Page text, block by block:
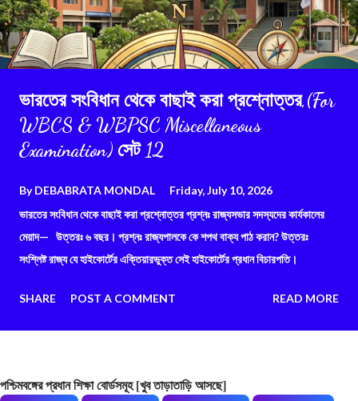
ভারতের সংবিধান থেকে বাছাই করা প্রশ্নোত্তর,(For
WBCS & WBPSC Miscellaneous
Examination) সেট 12
ByDEBABRATA MONDAL
Friday, July 10, 2026
ভারতের সংবিধান থেকে বাছাই করা প্রশ্নোত্তর প্রশ্নঃ রাজ্যসভার সদস্যদের কার্যকালের
মেয়াদ— উত্তরঃ ৬ বছর। প্রশ্নঃ রাজ্যপালকে কে শপথ বাক্য পাঠ করান? উত্তরঃ
সংশ্লিষ্ট রাজ্য যে হাইকোর্টের এক্তিয়ারভুক্ত সেই হাইকোর্টের প্রধান বিচারপতি।
SHARE POST A COMMENT READ MORE
পশ্চিমবঙ্গের প্রধান শিক্ষা বোর্ডসমূহ [খুব তাড়াতাড়ি আসছে]